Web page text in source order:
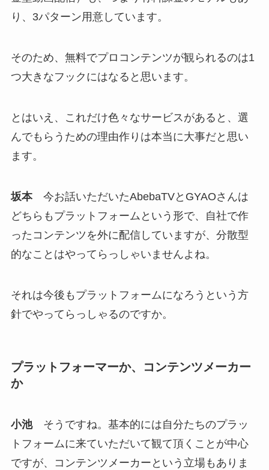
り、3パターン用意しています。
そのため、無料でプロコンテンツが観られるのは1
つ大きなフックにはなると思います。
とはいえ、これだけ色々なサービスがあると、選
んでもらうための理由作りは本当に大事だと思い
ます。
坂本今お話いただいたAbebaTVとGYAOさんは
どちらもプラットフォームという形で、自社で作
ったコンテンツを外に配信していますが、分散型
的なことはやってらっしゃいませんよね。
それは今後もプラットフォームになろうという方
針でやってらっしゃるのですか。
プラットフォーマーか、コンテンツメーカー
か
小池そうですね。基本的には自分たちのプラッ
トフォームに来ていただいて観て頂くことが中心
ですが、コンテンツメーカーという立場もありま